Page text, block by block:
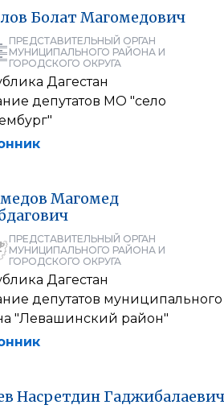
Болат Магомедович
ПРЕДСТАВИТЕЛЬНЫЙ ОРГАН
МУНИЦИПАЛЬНОГО РАЙОНА И
ГОРОДСКОГО ОКРУГА
Дагестан
депутатов МО "село
Магомед
ПРЕДСТАВИТЕЛЬНЫЙ ОРГАН
МУНИЦИПАЛЬНОГО РАЙОНА И
ГОРОДСКОГО ОКРУГА
Дагестан
депутатов муниципального
"Левашинский район"
Насретдин Гаджибалаевич